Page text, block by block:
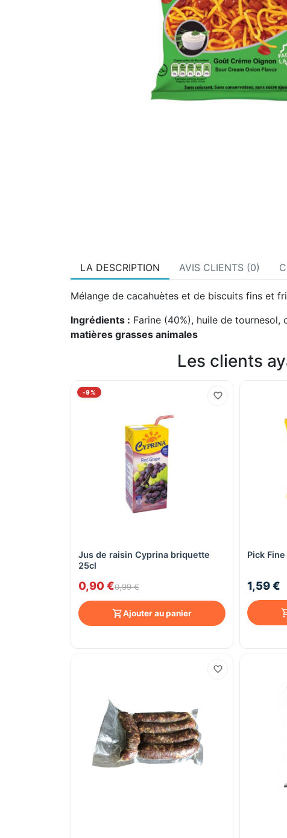
LA DESCRIPTION AVIS CLIENTS (0)
Mélange de cacahuètes et de biscuits fins et
Ingrédients : Farine (40%), huile de
matières grasses animales
Les clients
-9%
Aperçu rapide
Jus de raisin Cyprina briquette
25cl
0,90 €0,99 €
Ajouter au panier
Pick Fine
1,59 €